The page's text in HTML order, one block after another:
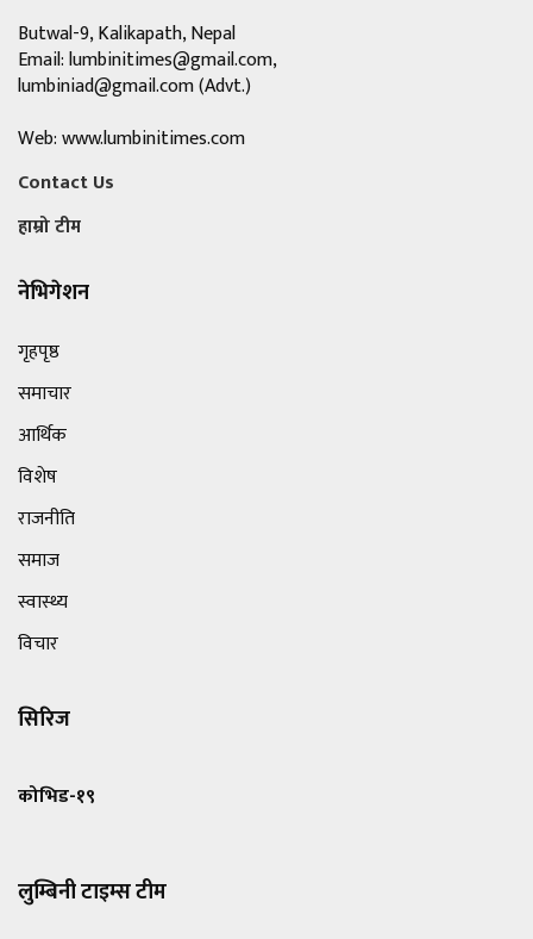
Butwal-9, Kalikapath, Nepal
Email:lumbinitimes@gmail.com,
lumbiniad@gmail.com(Advt.)
Web: www.lumbinitimes.com
Contact Us
हाम्रो टीम
नेभिगेशन
गृहपृष्ठ
समाचार
आर्थिक
विशेष
राजनीति
समाज
स्वास्थ्य
विचार
सिरिज
कोभिड-१९
लुम्बिनी टाइम्स टीम